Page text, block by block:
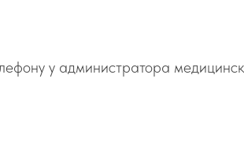
у администратора